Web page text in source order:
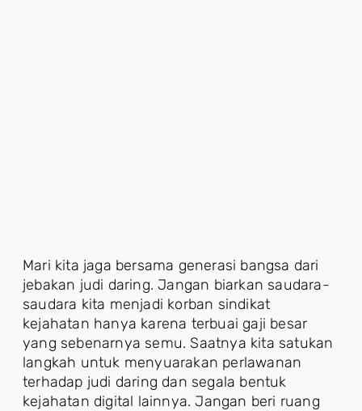
Mari kita jaga bersama generasi bangsa dari
jebakan judi daring. Jangan biarkan saudara-
saudara kita menjadi korban sindikat
kejahatan hanya karena terbuai gaji besar
yang sebenarnya semu. Saatnya kita satukan
langkah untuk menyuarakan perlawanan
terhadap judi daring dan segala bentuk
kejahatan digital lainnya. Jangan beri ruang